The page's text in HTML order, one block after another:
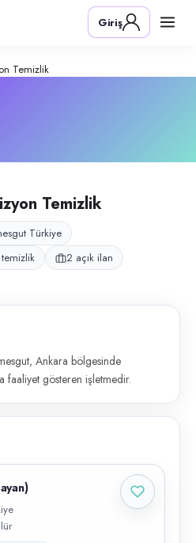
– Şirket
Ankara bölgesinde profesyonel
Giriş
Temizlik
Temizlik
Türkiye
2 açık ilan
Ankara bölgesinde
faaliyet gösteren işletmedir.